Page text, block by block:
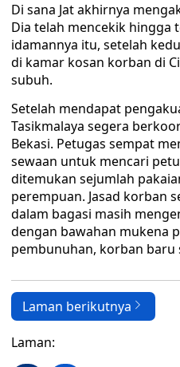
Di sana Jat akhirnya
Dia telah mencekik hingga
idamannya itu, setelah
di kamar kosan korban di
subuh.
Setelah mendapat
Tasikmalaya segera
Bekasi. Petugas sempat
sewaan untuk mencari
ditemukan sejumlah
perempuan. Jasad korban
dalam bagasi masih
dengan bawahan mukena
pembunuhan, korban baru
Laman berikutnya
Laman: